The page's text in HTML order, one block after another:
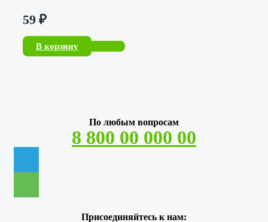
59 ₽
В корзину
По любым вопросам
8 800 00 000 00
Присоединяйтесь к нам: